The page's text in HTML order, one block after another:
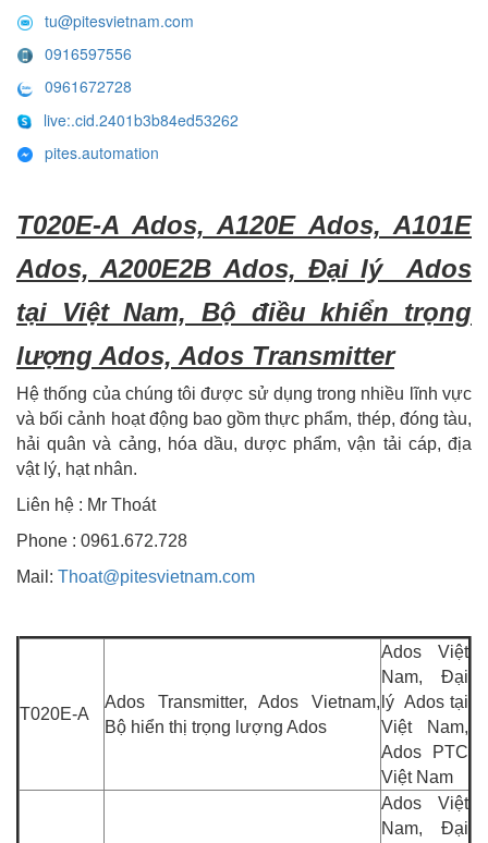
tu@pitesvietnam.com
0916597556
0961672728
live:.cid.2401b3b84ed53262
pites.automation
T020E-A Ados, A120E Ados, A101E
Ados, A200E2B Ados, Đại lý Ados
tại Việt Nam, Bộ điều khiển trọng
lượng Ados, Ados Transmitter
Hệ thống của chúng tôi được sử dụng trong nhiều lĩnh vực
và bối cảnh hoạt động bao gồm thực phẩm, thép, đóng tàu,
hải quân và cảng, hóa dầu, dược phẩm, vận tải cáp, địa
vật lý, hạt nhân.
Liên hệ : Mr Thoát
Phone : 0961.672.728
Mail: Thoat@pitesvietnam.com
T020E-A
Ados Transmitter, Ados Vietnam,
Bộ hiển thị trọng lượng Ados
Ados Việt
Nam, Đại
lý Ados tại
Việt Nam,
Ados PTC
Việt Nam
Ados Việt
Nam, Đại